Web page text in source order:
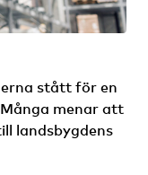
stått för en
menar att
landsbygdens